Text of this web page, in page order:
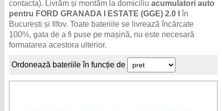
contacta). Livrăm și montăm la domiciliuacumulatori auto
pentru FORD GRANADA I ESTATE (GGE) 2.0 I
în
București și Ilfov. Toate bateriile se livrează încărcate
100%, gata de a fi puse pe mașină, nu este necesară
formatarea acestora ulterior.
Ordonează bateriile în funcție de